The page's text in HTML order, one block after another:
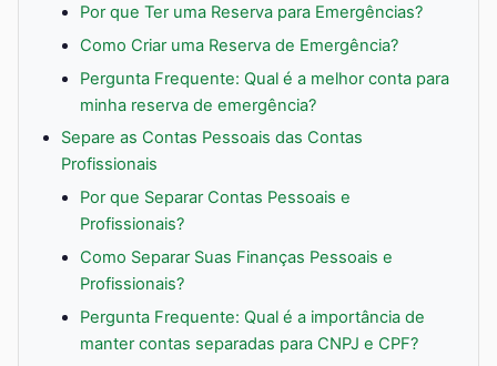
Por que Ter uma Reserva para Emergências?
Como Criar uma Reserva de Emergência?
Pergunta Frequente: Qual é a melhor conta para
minha reserva de emergência?
Separe as Contas Pessoais das Contas
Profissionais
Por que Separar Contas Pessoais e
Profissionais?
Como Separar Suas Finanças Pessoais e
Profissionais?
Pergunta Frequente: Qual é a importância de
manter contas separadas para CNPJ e CPF?